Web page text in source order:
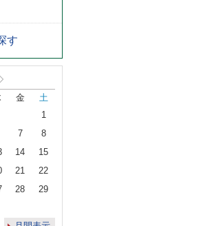
す
金
土
1
7
8
14
15
21
22
28
29